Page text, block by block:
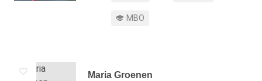
Opleiding MBO
Maria Groenen